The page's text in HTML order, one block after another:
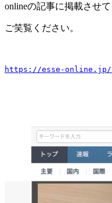
onlineの記事に掲載させ
ご笑覧ください。
https://esse-online.jp/